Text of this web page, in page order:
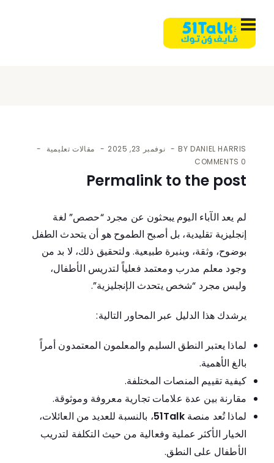
BYDANIEL HARRIS نوفمبر 23, 2025
مقالات تعليمية
0 COMMENTS
Permalink to the post
لم يعد الآباء اليوم يبحثون عن مجرد “حصص” لغة
إنجليزية تقليدية، بل أصبح الطموح هو أن يتحدث الطفل
بوضوح، وثقة، وبنبرة طبيعية. ولتحقيق ذلك، لا بد من
وجود معلم مدرب ومعتمد فعلياً لتدريس الأطفال،
وليس مجرد “شخص يتحدث الإنجليزية”.
يرشدك هذا الدليل عبر المحاور التالية:
لماذا يعتبر النطق السليم والمعلمون المعتمدون أمراً
بالغ الأهمية.
كيفية تقييم المنصات المختلفة.
مقارنة بين عدة علامات تجارية معروفة وموثوقة.
لماذا تُعد منصة51Talk، بالنسبة للعديد من العائلات،
الخيار الأكثر عملية وفعالية من حيث التكلفة لتدريب
الأطفال على النطق.